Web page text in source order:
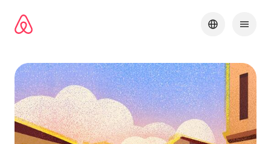
Inhalten
springen